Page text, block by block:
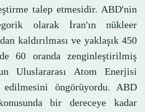
talep etmesidir. ABD'nin
olarak İran'ın nükleer
kaldırılması ve yaklaşık 450
60 oranda zenginleştirilmiş
Uluslararası Atom Enerjisi
edilmesini öngörüyordu. ABD
bir dereceye kadar